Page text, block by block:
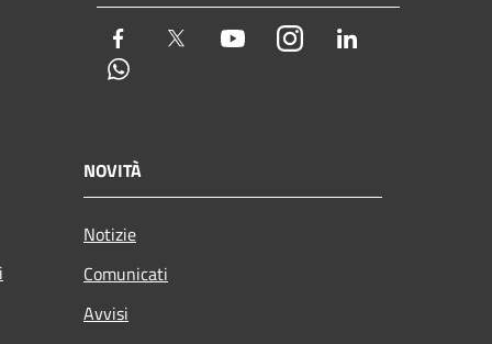
Facebook Twitter YoutubeInstagram
NOVITÀ
Notizie
Comunicati
Avvisi